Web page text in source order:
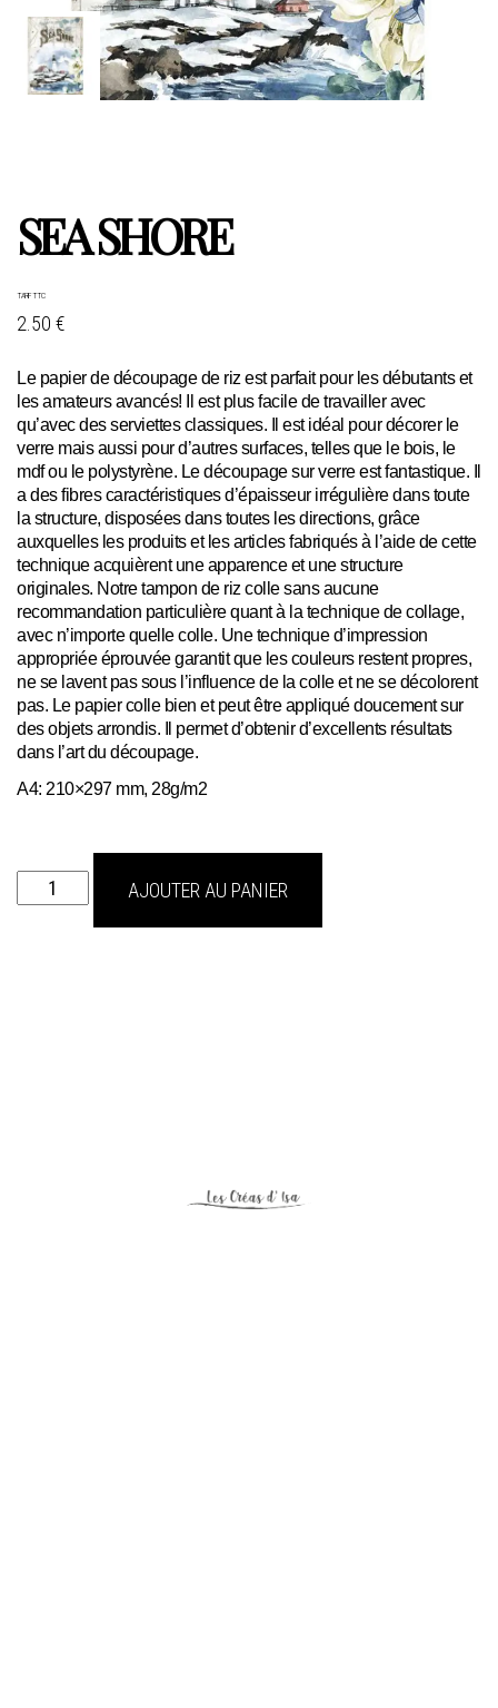
SEA SHORE
TARIF TTC
2.50 €
Le papier de découpage de riz est parfait pour les débutants et
les amateurs avancés! Il est plus facile de travailler avec
qu’avec des serviettes classiques. Il est idéal pour décorer le
verre mais aussi pour d’autres surfaces, telles que le bois, le
mdf ou le polystyrène. Le découpage sur verre est fantastique. Il
a des fibres caractéristiques d’épaisseur irrégulière dans toute
la structure, disposées dans toutes les directions, grâce
auxquelles les produits et les articles fabriqués à l’aide de cette
technique acquièrent une apparence et une structure
originales. Notre tampon de riz colle sans aucune
recommandation particulière quant à la technique de collage,
avec n’importe quelle colle. Une technique d’impression
appropriée éprouvée garantit que les couleurs restent propres,
ne se lavent pas sous l’influence de la colle et ne se décolorent
pas. Le papier colle bien et peut être appliqué doucement sur
des objets arrondis. Il permet d’obtenir d’excellents résultats
dans l’art du découpage.
A4: 210×297 mm, 28g/m2
quantité
de
AJOUTER AU PANIER